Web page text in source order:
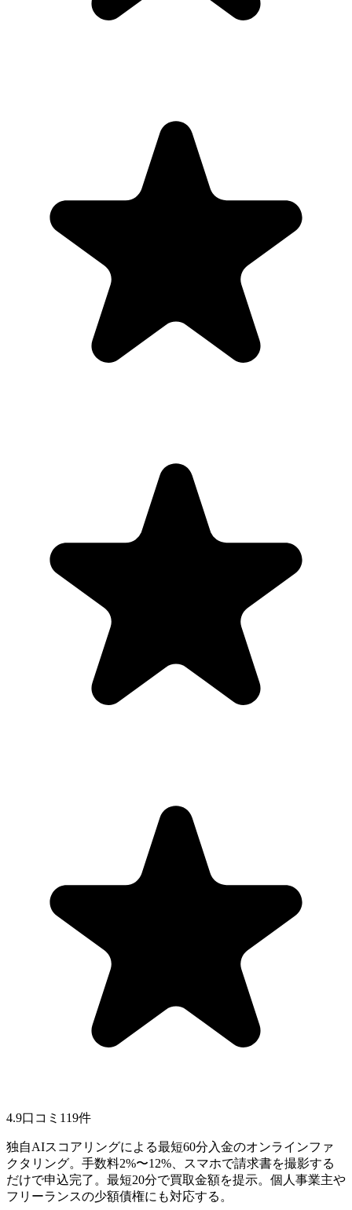
4.9口コミ 119件
独自AIスコアリングによる最短60分入金のオンラインファ
クタリング。手数料2%〜12%、スマホで請求書を撮影する
だけで申込完了。最短20分で買取金額を提示。個人事業主や
フリーランスの少額債権にも対応する。